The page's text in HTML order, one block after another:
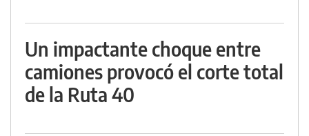
Un impactante choque entre
camiones provocó el corte total
de la Ruta 40